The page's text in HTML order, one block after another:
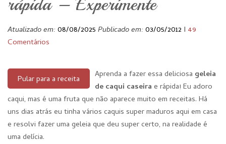
rápida – Experimente
Atualizado em:08/08/2025 Publicado em:03/05/2012 I 49
Comentários
Pular para a receita Aprenda a fazer essa deliciosa geleia
de caqui caseira e rápida! Eu adoro
caqui, mas é uma fruta que não aparece muito em receitas. Há
uns dias atrás eu tinha vários caquis super maduros aqui em casa
e resolvi fazer uma geleia que deu super certo, na realidade é
uma delícia.